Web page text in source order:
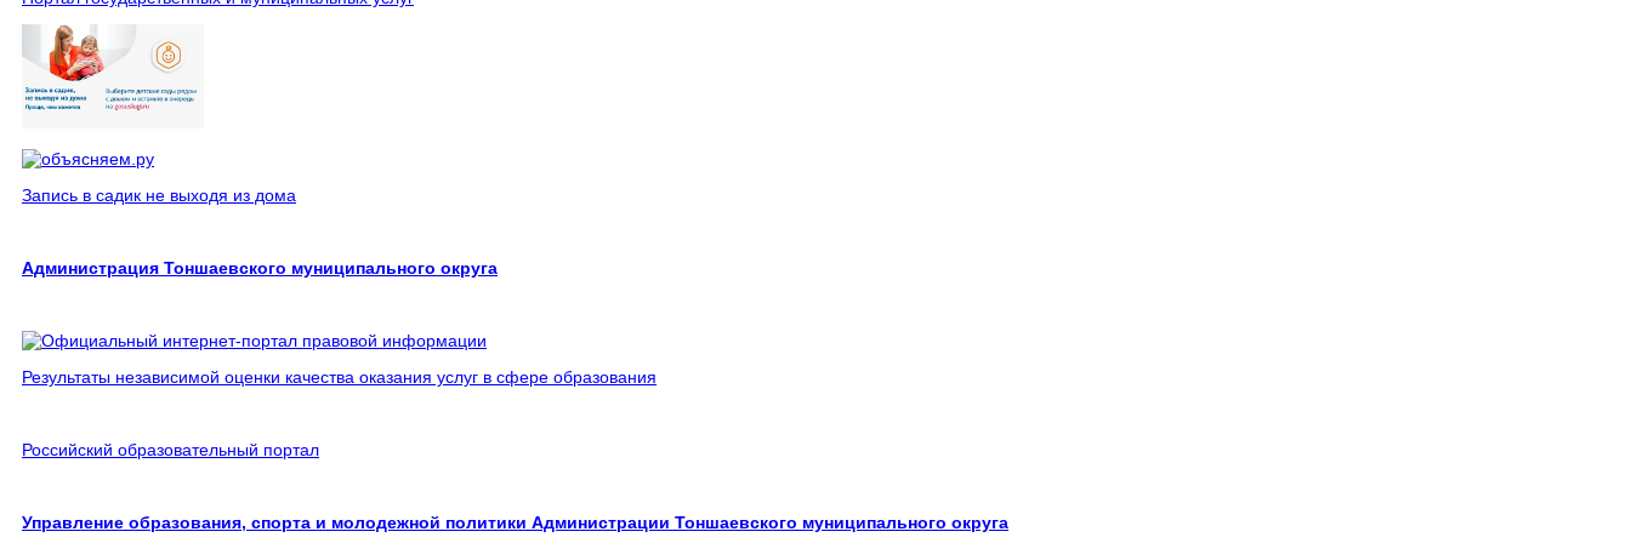
Запись в садик не выходя из дома
Администрация Тоншаевского муниципального округа
Результаты независимой оценки качества оказания услуг в сфере образования
Российский образовательный портал
Управление образования, спорта и молодежной политики Администрации Тоншаевского муниципального округа